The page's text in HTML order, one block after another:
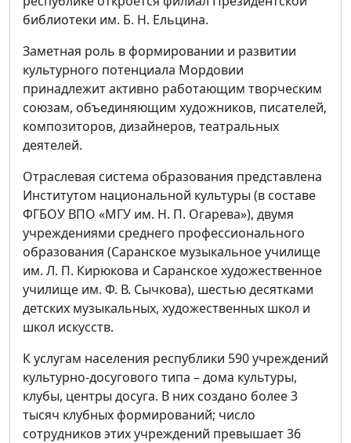
библиотеки им. Б. Н. Ельцина.
Заметная роль в формировании и развитии
культурного потенциала Мордовии
принадлежит активно работающим творческим
союзам, объединяющим художников, писателей,
композиторов, дизайнеров, театральных
деятелей.
Отраслевая система образования представлена
Институтом национальной культуры (в составе
ФГБОУ ВПО «МГУ им. Н. П. Огарева»), двумя
учреждениями среднего профессионального
образования (Саранское музыкальное училище
им. Л. П. Кирюкова и Саранское художественное
училище им. Ф. В. Сычкова), шестью десятками
детских музыкальных, художественных школ и
школ искусств.
К услугам населения республики 590 учреждений
культурно-досугового типа – дома культуры,
клубы, центры досуга. В них создано более 3
тысяч клубных формирований; число
сотрудников этих учреждений превышает 36